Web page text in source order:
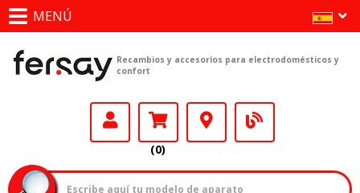
MENÚ
Recambios y accesorios para electrodomésticos y
confort
(0)